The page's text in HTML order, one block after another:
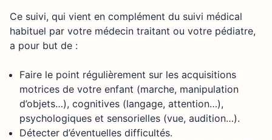
Ce suivi, qui vient en complément du suivi médical
habituel par votre médecin traitant ou votre pédiatre,
a pour but de :
Faire le point régulièrement sur les acquisitions
motrices de votre enfant (marche, manipulation
d’objets…), cognitives (langage, attention…),
psychologiques et sensorielles (vue, audition…).
Détecter d’éventuelles difficultés.